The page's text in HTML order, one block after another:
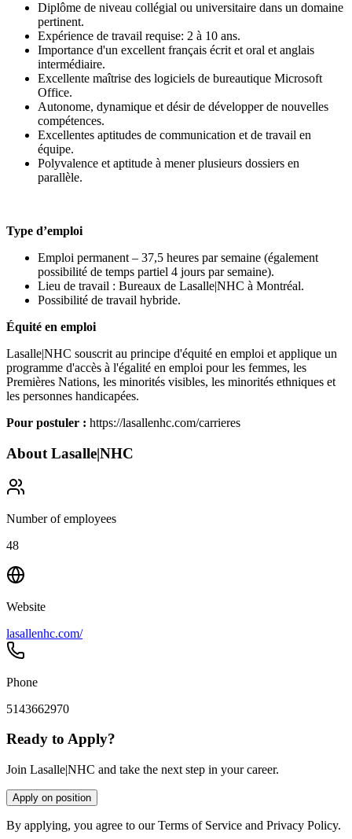
Diplôme de niveau collégial ou universitaire dans un domaine
pertinent.
Expérience de travail requise: 2 à 10 ans.
Importance d'un excellent français écrit et oral et anglais
intermédiaire.
Excellente maîtrise des logiciels de bureautique Microsoft
Office.
Autonome, dynamique et désir de développer de nouvelles
compétences.
Excellentes aptitudes de communication et de travail en
équipe.
Polyvalence et aptitude à mener plusieurs dossiers en
parallèle.
Type d’emploi
Emploi permanent – 37,5 heures par semaine (également
possibilité de temps partiel 4 jours par semaine).
Lieu de travail : Bureaux de Lasalle|NHC à Montréal.
Possibilité de travail hybride.
Équité en emploi
Lasalle|NHC souscrit au principe d'équité en emploi et applique un
programme d'accès à l'égalité en emploi pour les femmes, les
Premières Nations, les minorités visibles, les minorités ethniques et
les personnes handicapées.
Pour postuler : https://lasallenhc.com/carrieres
About Lasalle|NHC
Number of employees
48
Website
lasallenhc.com/
Phone
5143662970
Ready to Apply?
Join Lasalle|NHC and take the next step in your career.
Apply on position
By applying, you agree to our Terms of Service and Privacy Policy.